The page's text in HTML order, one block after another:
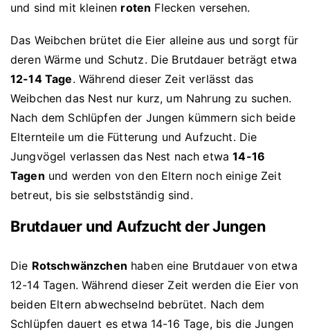
und sind mit kleinen roten Flecken versehen.
Das Weibchen brütet die Eier alleine aus und sorgt für
deren Wärme und Schutz. Die Brutdauer beträgt etwa
12-14 Tage. Während dieser Zeit verlässt das
Weibchen das Nest nur kurz, um Nahrung zu suchen.
Nach dem Schlüpfen der Jungen kümmern sich beide
Elternteile um die Fütterung und Aufzucht. Die
Jungvögel verlassen das Nest nach etwa14-16
Tagen und werden von den Eltern noch einige Zeit
betreut, bis sie selbstständig sind.
Brutdauer und Aufzucht der Jungen
Die Rotschwänzchen haben eine Brutdauer von etwa
12-14 Tagen. Während dieser Zeit werden die Eier von
beiden Eltern abwechselnd bebrütet. Nach dem
Schlüpfen dauert es etwa 14-16 Tage, bis die Jungen